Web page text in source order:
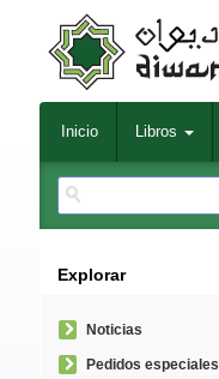
Inicio Libros
Explorar
Noticias
Pedidos especiales